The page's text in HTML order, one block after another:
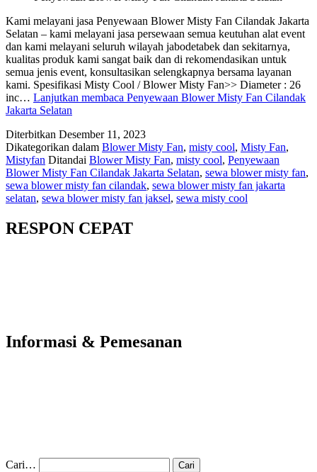
Kami melayani jasa Penyewaan Blower Misty Fan Cilandak Jakarta
Selatan – kami melayani jasa persewaan semua keutuhan alat event
dan kami melayani seluruh wilayah jabodetabek dan sekitarnya,
kualitas produk kami sangat baik dan di rekomendasikan untuk
semua jenis event, konsultasikan selengkapnya bersama layanan
kami. Spesifikasi Misty Cool / Blower Misty Fan>> Diameter : 26
inc… Lanjutkan membaca Penyewaan Blower Misty Fan Cilandak
Jakarta Selatan
Diterbitkan Desember 11, 2023
Dikategorikan dalam Blower Misty Fan, misty cool, Misty Fan,
Mistyfan Ditandai Blower Misty Fan, misty cool, Penyewaan
Blower Misty Fan Cilandak Jakarta Selatan, sewa blower misty fan,
sewa blower misty fan cilandak, sewa blower misty fan jakarta
selatan, sewa blower misty fan jaksel, sewa misty cool
RESPON CEPAT
Informasi & Pemesanan
Cari…